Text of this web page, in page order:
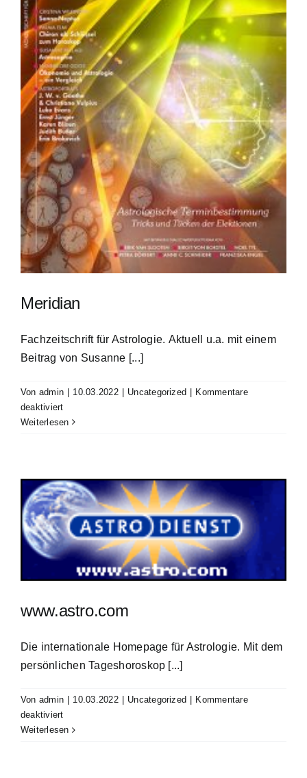
Meridian
Fachzeitschrift für Astrologie. Aktuell u.a. mit einem
Beitrag von Susanne [...]
Von admin 10.03.2022 Uncategorized
Kommentare
deaktiviertfür
Meridian
Weiterlesen
www.astro.com
Die internationale Homepage für Astrologie. Mit dem
persönlichen Tageshoroskop [...]
Von admin 10.03.2022 Uncategorized
Kommentare
deaktiviertfür
www.astro.com
Weiterlesen